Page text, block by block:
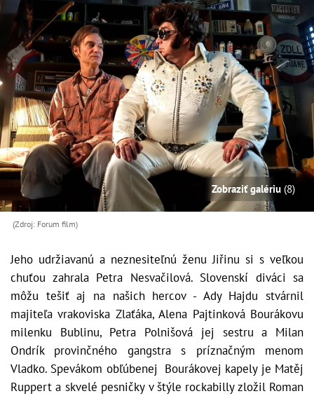
Zobraziť galériu (8)
(Zdroj: Forum film)
Jeho udržiavanú a neznesiteľnú ženu Jiřinu si s veľkou
chuťou zahrala Petra Nesvačilová. Slovenskí diváci sa
môžu tešiť aj na našich hercov - Ady Hajdu stvárnil
majiteľa vrakoviska Zlaťáka, Alena Pajtinková Bourákovu
milenku Bublinu, Petra Polnišová jej sestru a Milan
Ondrík provinčného gangstra s príznačným menom
Vladko. Spevákom obľúbenej Bourákovej kapely je Matěj
Ruppert a skvelé pesničky v štýle rockabilly zložil Roman